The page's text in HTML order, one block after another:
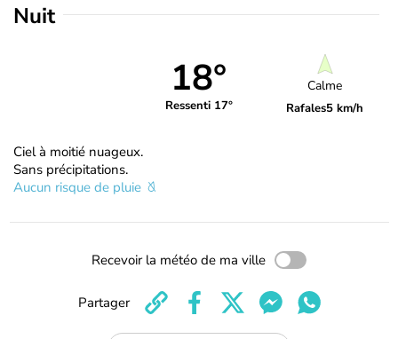
Nuit
18°
Ressenti 17°
Calme
Rafales5 km/h
Ciel à moitié nuageux.
Sans précipitations.
Aucun risque de pluie
Recevoir la météo de ma ville
Partager